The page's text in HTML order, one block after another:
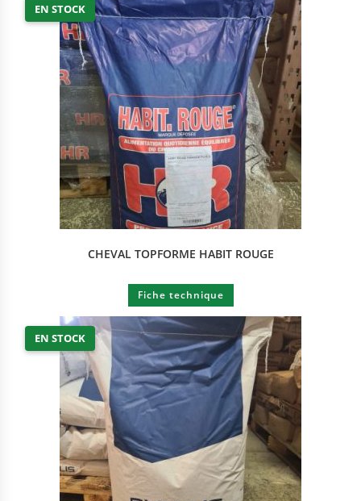
EN STOCK
CHEVAL TOPFORME HABIT ROUGE
Fiche technique
EN STOCK